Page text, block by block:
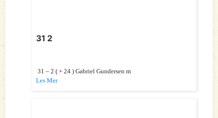
31 2
31 – 2 ( + 24 ) Gabriel Gundersen m
Les Mer